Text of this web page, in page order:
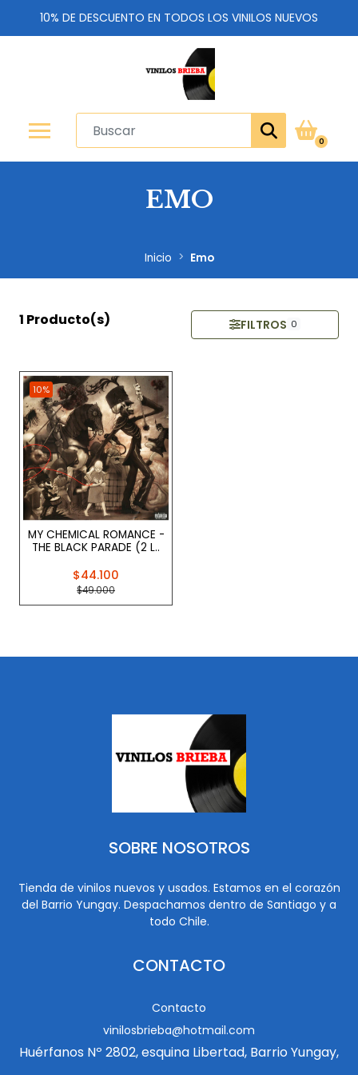
10% DE DESCUENTO EN TODOS LOS VINILOS NUEVOS
0
EMO
Inicio Emo
1 Producto(s) FILTROS 0
10%
MY CHEMICAL ROMANCE -
THE BLACK PARADE (2 L..
$44.100
$49.000
SOBRE NOSOTROS
Tienda de vinilos nuevos y usados. Estamos en el corazón
del Barrio Yungay. Despachamos dentro de Santiago y a
todo Chile.
CONTACTO
Contacto
vinilosbrieba@hotmail.com
Huérfanos Nº 2802, esquina Libertad, Barrio Yungay,